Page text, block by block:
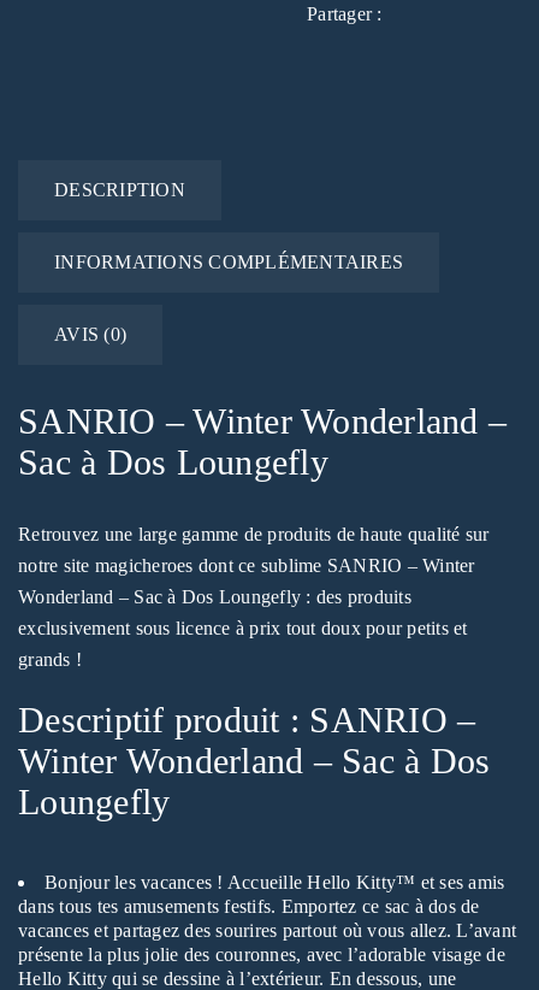
Partager :
DESCRIPTION
INFORMATIONS COMPLÉMENTAIRES
AVIS (0)
SANRIO – Winter Wonderland –
Sac à Dos Loungefly
Retrouvez une large gamme de produits de haute qualité sur
notre site magicheroes dont ce sublime SANRIO – Winter
Wonderland – Sac à Dos Loungefly : des produits
exclusivement sous licence à prix tout doux pour petits et
grands !
Descriptif produit : SANRIO –
Winter Wonderland – Sac à Dos
Loungefly
Bonjour les vacances ! Accueille Hello Kitty™ et ses amis
dans tous tes amusements festifs. Emportez ce sac à dos de
vacances et partagez des sourires partout où vous allez. L’avant
présente la plus jolie des couronnes, avec l’adorable visage de
Hello Kitty qui se dessine à l’extérieur. En dessous, une